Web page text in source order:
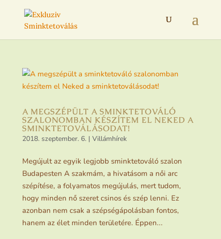
A MEGSZÉPÜLT A SMINKTETOVÁLÓ
SZALONOMBAN KÉSZÍTEM EL NEKED A
SMINKTETOVÁLÁSODAT!
2018. szeptember. 6.| Villámhírek
Megújult az egyik legjobb sminktetováló szalon
Budapesten A szakmám, a hivatásom a női arc
szépítése, a folyamatos megújulás, mert tudom,
hogy minden nő szeret csinos és szép lenni. Ez
azonban nem csak a szépségápolásban fontos,
hanem az élet minden területére. Éppen...